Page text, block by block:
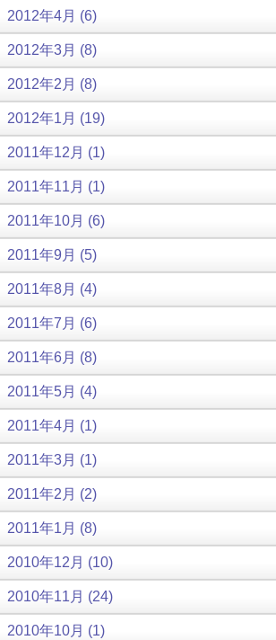
2012年4月 (6)
2012年3月 (8)
2012年2月 (8)
2012年1月 (19)
2011年12月 (1)
2011年11月 (1)
2011年10月 (6)
2011年9月 (5)
2011年8月 (4)
2011年7月 (6)
2011年6月 (8)
2011年5月 (4)
2011年4月 (1)
2011年3月 (1)
2011年2月 (2)
2011年1月 (8)
2010年12月 (10)
2010年11月 (24)
2010年10月 (1)